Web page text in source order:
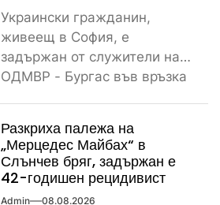
Украински гражданин,
живеещ в София, е
задържан от служители на
ОДМВР - Бургас във връзка
Разкриха палежа на
„Мерцедес Майбах“ в
Слънчев бряг, задържан е
42-годишен рецидивист
Admin 08.08.2026